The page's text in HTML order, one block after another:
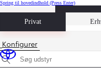
Spring til hovedindhold (Press Enter)
Privat
Book prøvetur
Pris opdateret Prisen er Fra 369.900 kr. (ekskl.
Konfigurer
Søg udstyr